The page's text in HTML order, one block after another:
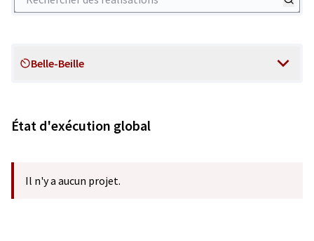
Scope
Belle-Beille
État d'exécution global
Il n'y a aucun projet.